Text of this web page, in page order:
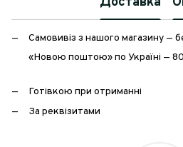
Самовивіз з нашого магазину —
«Новою поштою» по Україні —
Готівкою при отриманні
За реквізитами